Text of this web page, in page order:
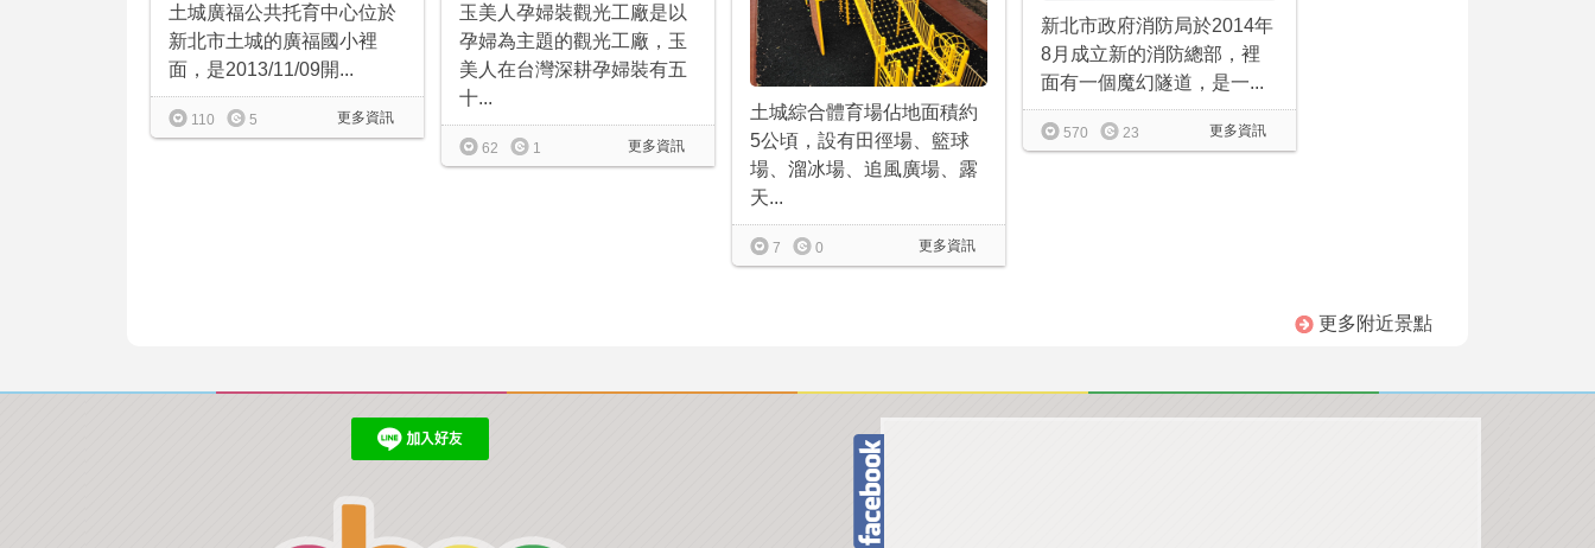
土城廣福公共托育中心位於
新北市土城的廣福國小裡
面，是2013/11/09開...
更多資訊
110 5
玉美人孕婦裝觀光工廠是以
孕婦為主題的觀光工廠，玉
美人在台灣深耕孕婦裝有五
十...
更多資訊
62 1
土城綜合體育場佔地面積約
5公頃，設有田徑場、籃球
場、溜冰場、追風廣場、露
天...
更多資訊
7 0
新北市政府消防局於2014年
8月成立新的消防總部，裡
面有一個魔幻隧道，是一...
更多資訊
570 23
更多附近景點